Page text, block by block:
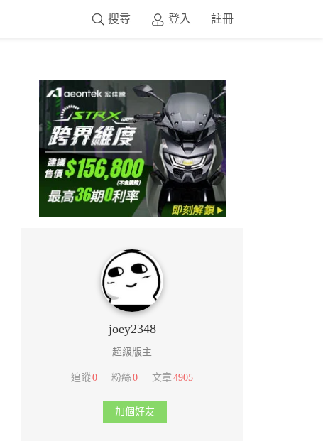
登入 註冊
搜尋
joey2348
超級版主
追蹤0 粉絲 0 文章4905
加個好友